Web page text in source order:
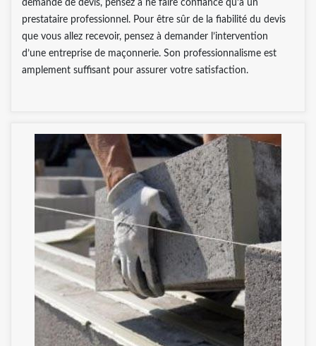
demande de devis, pensez à ne faire confiance qu’à un
prestataire professionnel. Pour être sûr de la fiabilité du devis
que vous allez recevoir, pensez à demander l’intervention
d’une entreprise de maçonnerie. Son professionnalisme est
amplement suffisant pour assurer votre satisfaction.